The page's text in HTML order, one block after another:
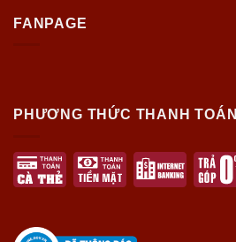
FANPAGE
PHƯƠNG THỨC THANH TOÁN